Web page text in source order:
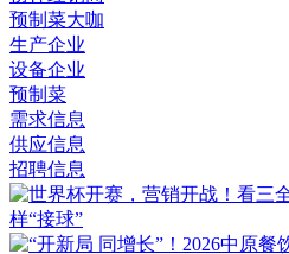
预制菜大咖
生产企业
设备企业
预制菜
需求信息
供应信息
招聘信息
样“接球”